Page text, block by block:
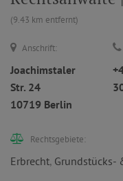
(9.43 km entfernt)
Anschrift:
Joachimstaler
Str. 24
10719 Berlin
Rechtsgebiete:
Erbrecht, Grundstücks-